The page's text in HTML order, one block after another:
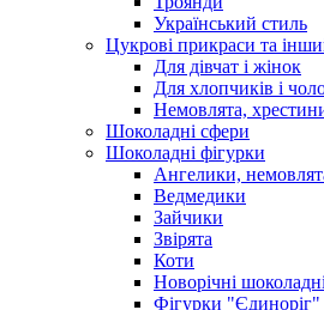
Український стиль
Цукрові прикраси та
Для дівчат і жінок
Для хлопчиків і
Немовлята,
Шоколадні сфери
Шоколадні фігурки
Ангелики,
Ведмедики
Зайчики
Звірята
Коти
Новорічні
Фігурки "Єдиноріг"